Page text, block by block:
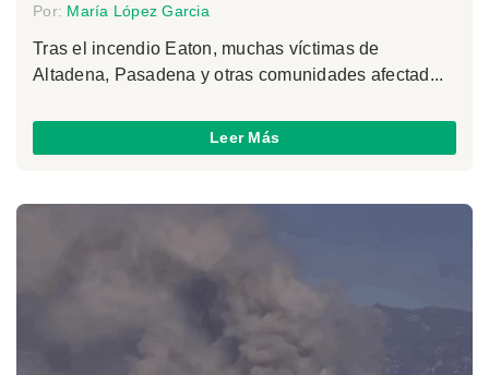
Por: María López Garcia
Tras el incendio Eaton, muchas víctimas de
Altadena, Pasadena y otras comunidades afectad...
Leer Más